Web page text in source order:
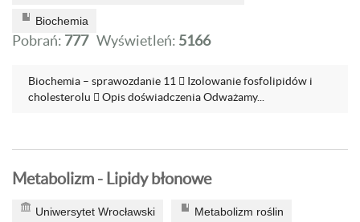
Biochemia
Pobrań: 777 Wyświetleń: 5166
Biochemia – sprawozdanie 11  Izolowanie fosfolipidów i
cholesterolu  Opis doświadczenia Odważamy...
Metabolizm - Lipidy błonowe
Uniwersytet Wrocławski Metabolizm roślin